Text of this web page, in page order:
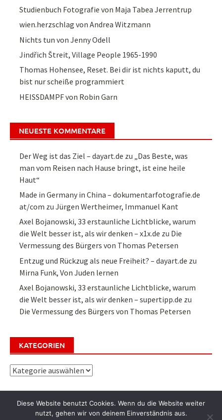
Studienbuch Fotografie von Maja Tabea Jerrentrup
wien.herzschlag von Andrea Witzmann
Nichts tun von Jenny Odell
Jindřich Štreit, Village People 1965-1990
Thomas Hohensee, Reset. Bei dir ist nichts kaputt, du
bist nur scheiße programmiert
HEISSDAMPF von Robin Garn
NEUESTE KOMMENTARE
Der Weg ist das Ziel – dayart.de zu „Das Beste, was
man vom Reisen nach Hause bringt, ist eine heile
Haut“
Made in Germany in China – dokumentarfotografie.de
at/com zuJürgen Wertheimer, Immanuel Kant
Axel Bojanowski, 33 erstaunliche Lichtblicke, warum
die Welt besser ist, als wir denken – x1x.de zu Die
Vermessung des Bürgers von Thomas Petersen
Entzug und Rückzug als neue Freiheit? – dayart.de zu
Mirna Funk, Von Juden lernen
Axel Bojanowski, 33 erstaunliche Lichtblicke, warum
die Welt besser ist, als wir denken – supertipp.de zu
Die Vermessung des Bürgers von Thomas Petersen
KATEGORIEN
Kategorien
Diese Website benutzt Cookies. Wenn du die Website weiter
nutzt, gehen wir von deinem Einverständnis aus.